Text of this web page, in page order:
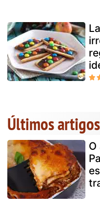
Últimos artigos
O